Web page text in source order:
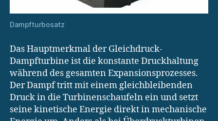
Dampfturbosatz
Das Hauptmerkmal der Gleichdruck-
Dampfturbine ist die konstante Druckhaltung
während des gesamten Expansionsprozesses.
Der Dampf tritt mit einem gleichbleibenden
Druck in die Turbinenschaufeln ein und setzt
seine kinetische Energie direkt in mechanische